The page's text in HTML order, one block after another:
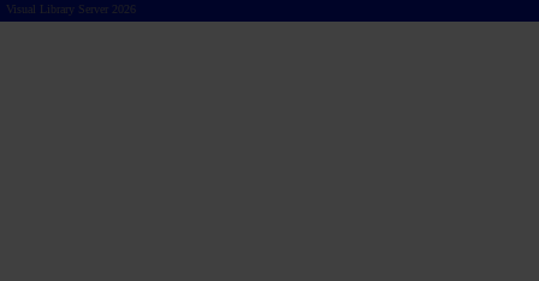
Visual Library Server 2026